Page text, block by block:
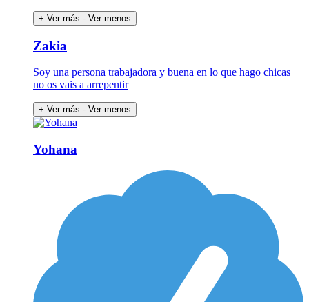
+ Ver más - Ver menos
Zakia
Soy una persona trabajadora y buena en lo que hago chicas
no os vais a arrepentir
+ Ver más - Ver menos
Yohana